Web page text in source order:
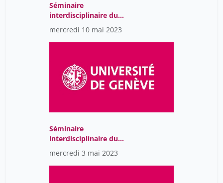
Séminaire
interdisciplinaire du
Centre Jean Piaget
mercredi 10 mai 2023
Séminaire
interdisciplinaire du
Centre Jean Piaget
mercredi 3 mai 2023